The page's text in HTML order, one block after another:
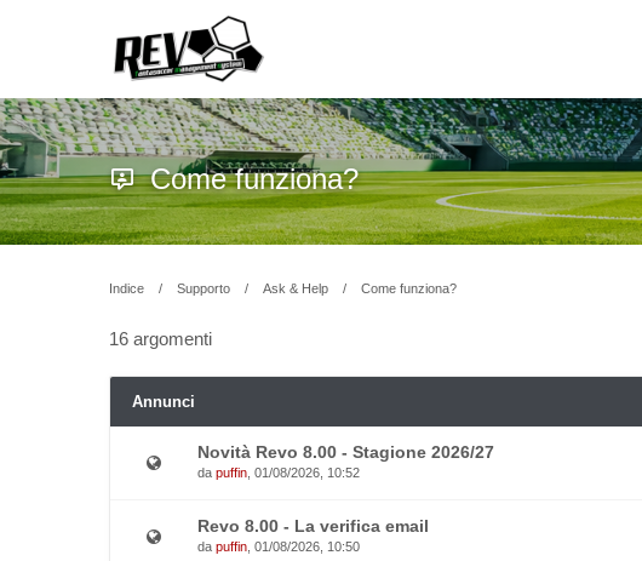
Come funziona?
Indice Supporto Ask & Help Come funziona?
16 argomenti
Annunci
Novità Revo 8.00 - Stagione 2026/27
da puffin , 01/08/2026, 10:52
Revo 8.00 - La verifica email
da puffin , 01/08/2026, 10:50